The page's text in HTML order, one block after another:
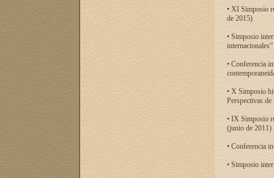
• XI Simposio
de 2015)
• Simposio
• Conferencia
• X Simposio
Perspectivas
• IX Simposio
(junio de 2011)
• Conferencia
• Simposio